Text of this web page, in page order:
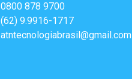
0800 878 9700
(62) 9.9916-1717
atntecnologiabrasil@gmail.com